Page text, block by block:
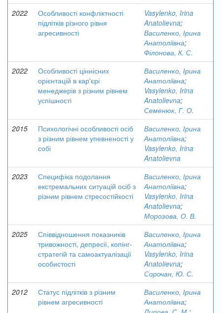
2022
Особливості конфліктності
підлітків різного рівня
агресивності
Vasylenko, Irina
Anatolievna;
Василенко, Ірина
Анатоліївна;
Філонова, К. С.
2022
Особливості ціннісних
орієнтацій в кар'єрі
менеджерів з різним рівнем
успішності
Василенко, Ірина
Анатоліївна;
Vasylenko, Irina
Anatolievna;
Семенюк, Г. О.
2015
Психологічні особливості осіб
з різним рівнем упевненості у
собі
Василенко, Ірина
Анатоліївна;
Vasylenko, Irina
Anatolievna
2023
Специфіка подолання
екстремальних ситуацій осіб з
різним рівнем стресостійкості
Василенко, Ірина
Анатоліївна;
Vasylenko, Irina
Anatolievna;
Морозова, О. В.
2025
Співвідношення показників
тривожності, депресії, копінг-
стратегій та самоактуалізації
особистості
Василенко, Ірина
Анатоліївна;
Vasylenko, Irina
Anatolievna;
Сорочан, Ю. С.
2012
Статус підлітків з різним
рівнем агресивності
Василенко, Ірина
Анатоліївна;